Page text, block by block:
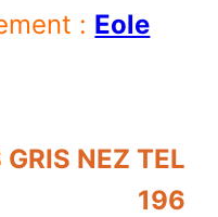
: Eole
GRIS NEZ TEL
196